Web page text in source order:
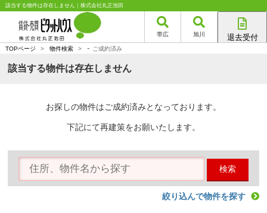
該当する物件は存在しません｜株式会社丸正池田
帯広 旭川 退去受付
TOPページ > 物件検索 > - ご成約済み
該当する物件は存在しません
お探しの物件はご成約済みとなっております。
下記にて再建策をお願いたします。
検索
絞り込んで物件を探す